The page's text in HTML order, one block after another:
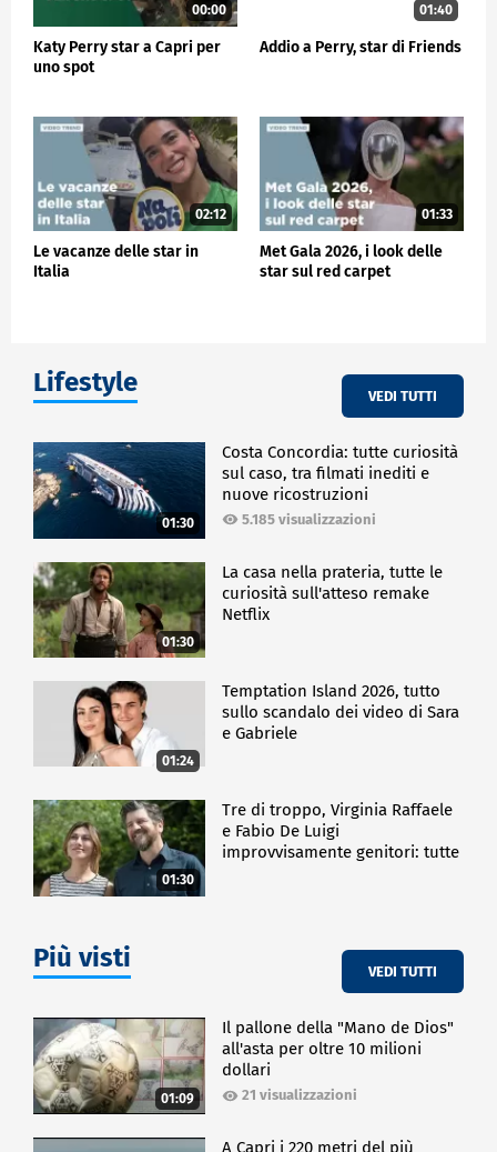
00:00
Katy Perry star a Capri per
uno spot
01:40
Addio a Perry, star di Friends
02:12
Le vacanze delle star in
Italia
01:33
Met Gala 2026, i look delle
star sul red carpet
Lifestyle VEDI TUTTI
01:30
Costa Concordia: tutte curiosità
sul caso, tra filmati inediti e
nuove ricostruzioni
5.185 visualizzazioni
01:30
La casa nella prateria, tutte le
curiosità sull'atteso remake
Netflix
01:24
Temptation Island 2026, tutto
sullo scandalo dei video di Sara
e Gabriele
01:30
Tre di troppo, Virginia Raffaele
e Fabio De Luigi
improvvisamente genitori: tutte
Più visti VEDI TUTTI
01:09
Il pallone della "Mano de Dios"
all'asta per oltre 10 milioni
dollari
21 visualizzazioni
A Capri i 220 metri del più